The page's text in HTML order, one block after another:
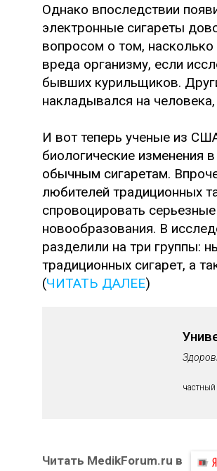
Однако впоследствии
электронные сигареты
вопросом о том,
вреда организму, если
бывших курильщиков.
накладывался на
И вот теперь ученые из
биологические изменения
обычным сигаретам.
любителей традиционных
спровоцировать
новообразования. В
разделили на три группы:
традиционных сигарет, а
(ЧИТАТЬ ДАЛЕЕ)
Читать MedikForum.ru в